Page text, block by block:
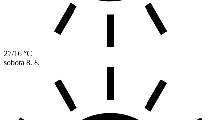
27/16 °C
sobota 8. 8.